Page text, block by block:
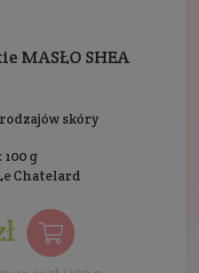
MASŁO SHEA
skóry
100 g
Chatelard